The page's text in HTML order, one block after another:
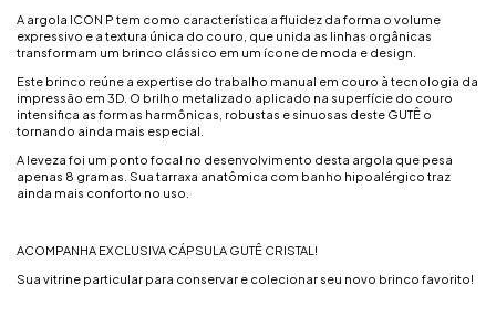
A argola ICON P tem como característica a fluidez da forma o volume
expressivo e a textura única do couro, que unida as linhas orgânicas
transformam um brinco clássico em um ícone de moda e design.
Este brinco reúne a expertise do trabalho manual em couro à tecnologia da
impressão em 3D. O brilho metalizado aplicado na superfície do couro
intensifica as formas harmônicas, robustas e sinuosas deste GUTÊ o
tornando ainda mais especial.
A leveza foi um ponto focal no desenvolvimento desta argola que pesa
apenas 8 gramas. Sua tarraxa anatômica com banho hipoalérgico traz
ainda mais conforto no uso.
ACOMPANHA EXCLUSIVA CÁPSULA GUTÊ CRISTAL!
Sua vitrine particular para conservar e colecionar seu novo brinco favorito!